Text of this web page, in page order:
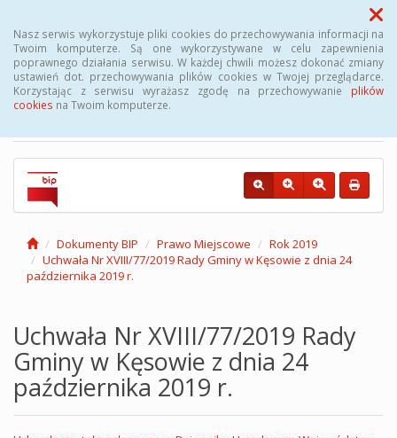
Nasz serwis wykorzystuje pliki cookies do przechowywania informacji na
Twoim komputerze. Są one wykorzystywane w celu zapewnienia
poprawnego działania serwisu. W każdej chwili możesz dokonać zmiany
ustawień dot. przechowywania plików cookies w Twojej przeglądarce.
Korzystając z serwisu wyrażasz zgodę na przechowywanie plików
cookies na Twoim komputerze.
Menu
Biuletyn Informacji
Publicznej Gminy Kęsowo
Dokumenty BIP Prawo Miejscowe
Rok 2019
Uchwała Nr XVIII/77/2019 Rady Gminy w Kęsowie z dnia 24
października 2019 r.
Uchwała Nr XVIII/77/2019 Rady
Gminy w Kęsowie z dnia 24
października 2019 r.